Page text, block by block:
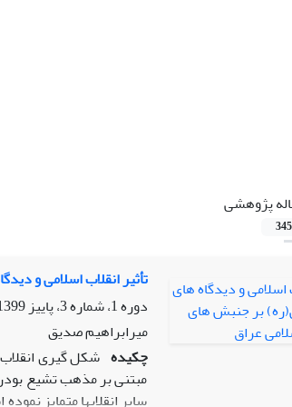
پژوهشی
345
تأثیر انقلاب اسلامی و
دوره 1، شماره 3، پاییز 1399، صفحه
میرابراهیم صدیق
چکیده
مبتنی بر مذهب تشیع
سایر انقلاب­ها متمایز